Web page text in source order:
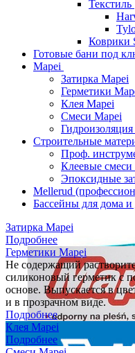
Текстиль
Коврики
Готовые бани под
Mapei
Затирка Mapei
Герметики
Клея Mapei
Смеси Mapei
Строительные
Проф.
Клеевые
Эпоксидные
Mellerud
Бассейны для дома и
Затирка Mapei
Подробнее
Герметики Mapei
Не содержащий
силиконовый герметик с
основе. Выпускается в
и в прозрачном виде.
Подробнее
Клея Mapei
Подробнее